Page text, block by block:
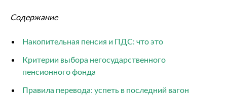
Содержание
Накопительная пенсия и ПДС: что это
Критерии выбора негосударственного
пенсионного фонда
Правила перевода: успеть в последний вагон